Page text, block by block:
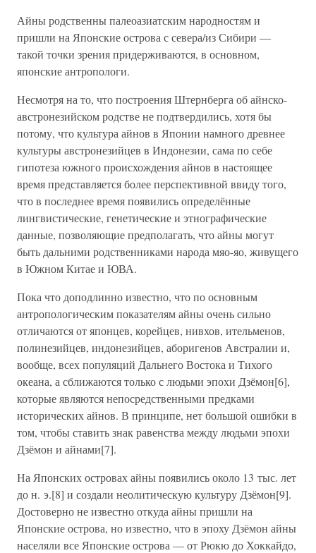
Айны родственны палеоазиатским народностям и
пришли на Японские острова с севера/из Сибири —
такой точки зрения придерживаются, в основном,
японские антропологи.
Несмотря на то, что построения Штернберга об айнско-
австронезийском родстве не подтвердились, хотя бы
потому, что культура айнов в Японии намного древнее
культуры австронезийцев в Индонезии, сама по себе
гипотеза южного происхождения айнов в настоящее
время представляется более перспективной ввиду того,
что в последнее время появились определённые
лингвистические, генетические и этнографические
данные, позволяющие предполагать, что айны могут
быть дальними родственниками народа мяо-яо, живущего
в Южном Китае и ЮВА.
Пока что доподлинно известно, что по основным
антропологическим показателям айны очень сильно
отличаются от японцев, корейцев, нивхов, ительменов,
полинезийцев, индонезийцев, аборигенов Австралии и,
вообще, всех популяций Дальнего Востока и Тихого
океана, а сближаются только с людьми эпохи Дзёмон[6],
которые являются непосредственными предками
исторических айнов. В принципе, нет большой ошибки в
том, чтобы ставить знак равенства между людьми эпохи
Дзёмон и айнами[7].
На Японских островах айны появились около 13 тыс. лет
до н. э.[8] и создали неолитическую культуру Дзёмон[9].
Достоверно не известно откуда айны пришли на
Японские острова, но известно, что в эпоху Дзёмон айны
населяли все Японские острова — от Рюкю до Хоккайдо,